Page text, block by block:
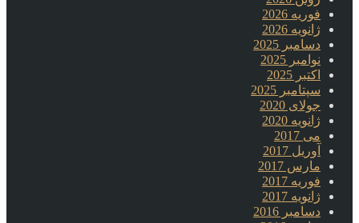
فوریه 2026
ژانویه 2026
دسامبر 2025
نوامبر 2025
اکتبر 2025
سپتامبر 2025
جولای 2020
ژانویه 2020
می 2017
آوریل 2017
مارس 2017
فوریه 2017
ژانویه 2017
دسامبر 2016